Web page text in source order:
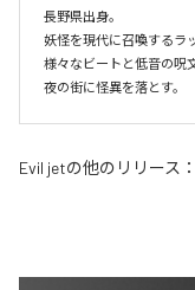
長野県出身。
妖怪を現代に召喚するラ
様々なビートと低音の呪
夜の街に怪異を落とす。
Evil jetの他のリリース：